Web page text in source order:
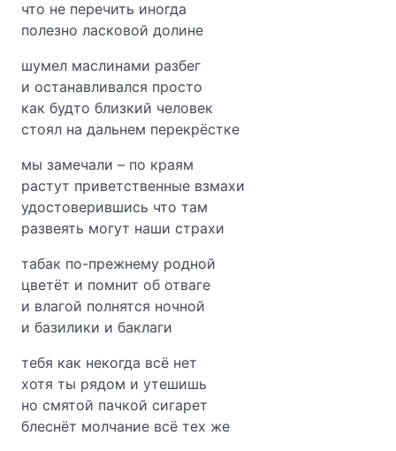
что не перечить иногда
полезно ласковой долине
шумел маслинами разбег
и останавливался просто
как будто близкий человек
стоял на дальнем перекрёстке
мы замечали – по краям
растут приветственные взмахи
удостоверившись что там
развеять могут наши страхи
табак по-прежнему родной
цветёт и помнит об отваге
и влагой полнятся ночной
и базилики и баклаги
тебя как некогда всё нет
хотя ты рядом и утешишь
но смятой пачкой сигарет
блеснёт молчание всё тех же